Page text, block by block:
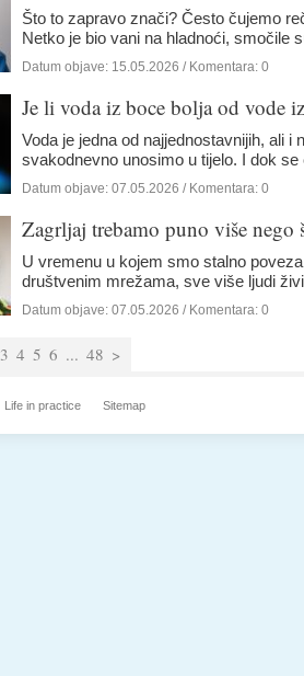
Što to zapravo znači? Često čujemo
Netko je bio vani na hladnoći, smočile
Datum objave: 15.05.2026 / Komentara: 0
Je li voda iz boce bolja od vode
tako jednostavan
Voda je jedna od najjednostavnijih, ali i
svakodnevno unosimo u tijelo. I dok
Datum objave: 07.05.2026 / Komentara: 0
Zagrljaj trebamo puno više nego
U vremenu u kojem smo stalno
društvenim mrežama, sve više ljudi
Datum objave: 07.05.2026 / Komentara: 0
3 4 5 6 ... 48 >
Life in practice Sitemap